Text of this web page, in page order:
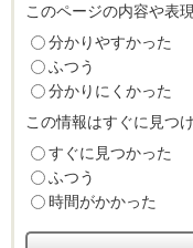
このページの内容や表
分かりやすかった
ふつう
分かりにくかった
この情報はすぐに見つ
すぐに見つかった
ふつう
時間がかかった